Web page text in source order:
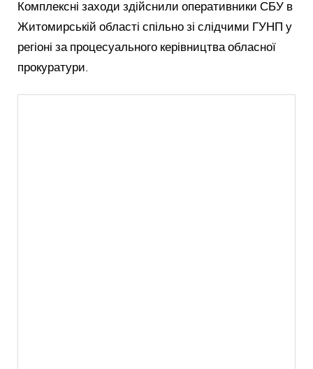
Комплексні заходи здійснили оперативники СБУ в
Житомирській області спільно зі слідчими ГУНП у
регіоні за процесуального керівництва обласної
прокуратури.